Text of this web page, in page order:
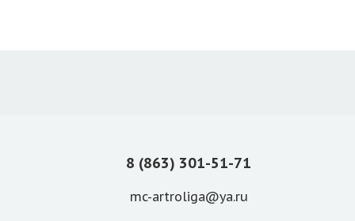
8 (863) 301-51-71
mc-artroliga@ya.ru